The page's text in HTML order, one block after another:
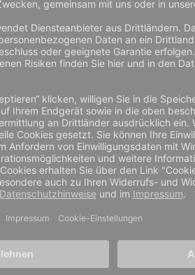
LDPE-Müllsäcke, 120l,
Regenerat, 700 x 1.100mm, Typ
1,89 €
Preis zzgl. MwSt und
Versand
2,25 €
Preis inkl. MwSt zzgl.
Versand